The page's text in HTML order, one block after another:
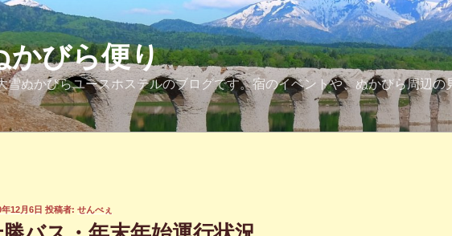
かびら便り
雪ぬかびらユースホステルのブログです。宿のイベントや、ぬかびら周辺
12月6日 投稿者: せんべぇ